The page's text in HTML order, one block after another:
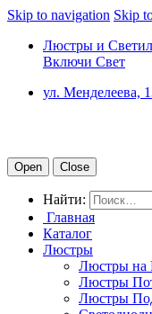
Skip to navigation Skip
Люстры и
Включи Свет
ул. Менделеева,
Open Close
Найти:
Главная
Каталог
Люстры
Люстры на
Люстры
Люстры